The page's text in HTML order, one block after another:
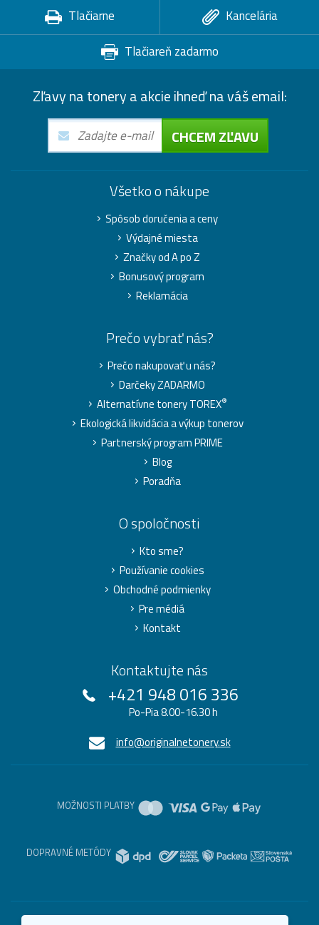
Tlačiarne
Kancelária
Tlačiareň zadarmo
Zľavy na tonery a akcie ihneď na váš email:
CHCEM ZĽAVU
Všetko o nákupe
Spôsob doručenia a ceny
Výdajné miesta
Značky od A po Z
Bonusový program
Reklamácia
Prečo vybrať nás?
Prečo nakupovať u nás?
Darčeky ZADARMO
Alternatívne tonery TOREX®
Ekologická likvidácia a výkup tonerov
Partnerský program PRIME
Blog
Poradňa
O spoločnosti
Kto sme?
Používanie cookies
Obchodné podmienky
Pre médiá
Kontakt
Kontaktujte nás
+421 948 016 336
Po-Pia 8.00-16.30 h
info@originalnetonery.sk
MOŽNOSTI PLATBY
DOPRAVNÉ METÓDY